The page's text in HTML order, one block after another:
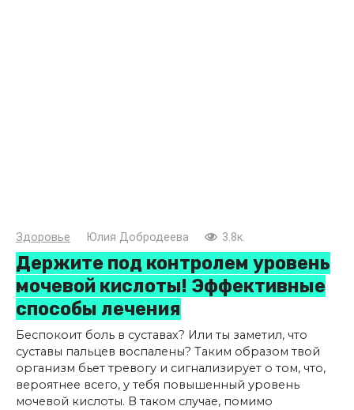
Здоровье Юлия Добродеева 3.8к.
Держите под контролем уровень
мочевой кислоты! Эффективные
способы лечения
Беспокоит боль в суставах? Или ты заметил, что
суставы пальцев воспалены? Таким образом твой
организм бьет тревогу и сигнализирует о том, что,
вероятнее всего, у тебя повышенный уровень
мочевой кислоты. В таком случае, помимо